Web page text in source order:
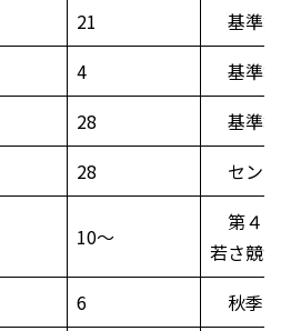
21
基準
4
基準
28
基準
28 セン
10～
第４
若さ競演
6
秋季